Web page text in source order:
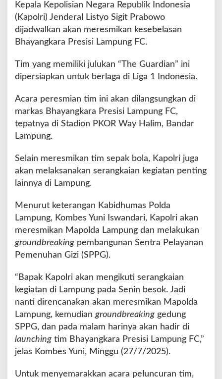
i
k
T
m
"
G
u
a
n
B
h
y
a
n
r
a
P
e
s
i
i
Kepala Kepolisian Negara Republik Indonesia
(Kapolri) Jenderal Listyo Sigit Prabowo
dijadwalkan akan meresmikan kesebelasan
Bhayangkara Presisi Lampung FC.
Tim yang memiliki julukan “The Guardian” ini
dipersiapkan untuk berlaga di Liga 1 Indonesia.
Acara peresmian tim ini akan dilangsungkan di
markas Bhayangkara Presisi Lampung FC,
tepatnya di Stadion PKOR Way Halim, Bandar
Lampung.
Selain meresmikan tim sepak bola, Kapolri juga
akan melaksanakan serangkaian kegiatan penting
lainnya di Lampung.
Menurut keterangan Kabidhumas Polda
Lampung, Kombes Yuni Iswandari, Kapolri akan
meresmikan Mapolda Lampung dan melakukan
groundbreaking pembangunan Sentra Pelayanan
Pemenuhan Gizi (SPPG).
“Bapak Kapolri akan mengikuti serangkaian
kegiatan di Lampung pada Senin besok. Jadi
nanti direncanakan akan meresmikan Mapolda
Lampung, kemudiangroundbreaking gedung
SPPG, dan pada malam harinya akan hadir di
launching tim Bhayangkara Presisi Lampung FC,”
jelas Kombes Yuni, Minggu (27/7/2025).
Untuk menyemarakkan acara peluncuran tim,